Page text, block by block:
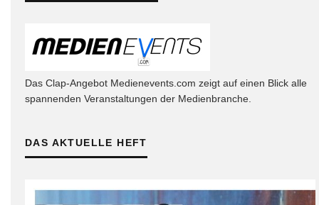
Das Clap-Angebot Medienevents.com zeigt auf einen Blick alle
spannenden Veranstaltungen der Medienbranche.
DAS AKTUELLE HEFT